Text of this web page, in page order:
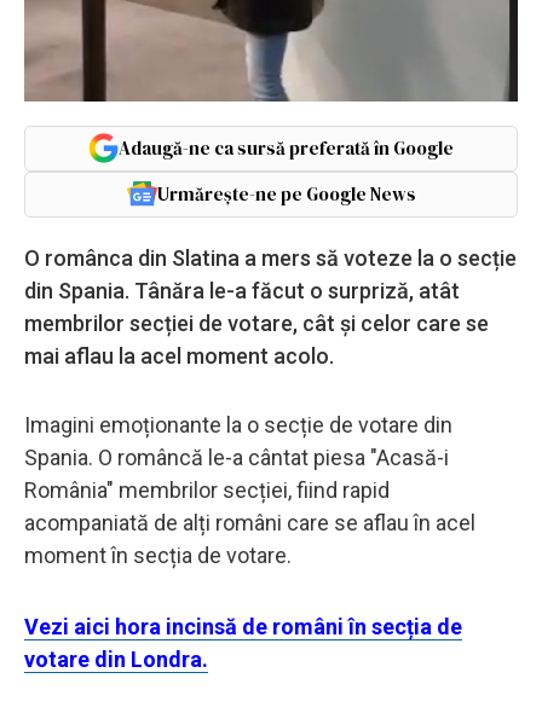
Adaugă-ne ca sursă preferată în Google
Urmărește-ne pe Google News
O românca din Slatina a mers să voteze la o secție
din Spania. Tânăra le-a făcut o surpriză, atât
membrilor secției de votare, cât și celor care se
mai aflau la acel moment acolo.
Imagini emoționante la o secție de votare din
Spania. O româncă le-a cântat piesa "Acasă-i
România" membrilor secției, fiind rapid
acompaniată de alți români care se aflau în acel
moment în secția de votare.
Vezi aici hora incinsă de români în secția de
votare din Londra.